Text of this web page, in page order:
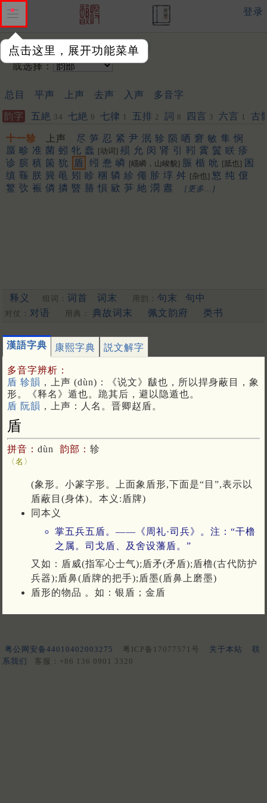
点击这里，展开功能菜单
登录
输入韵字：
或选择：
总目 平声 上声 去声 入声 多音字
韵字 五絶 34 七絶 9 七律 1 五排 2 詞 8 四言 3 六言 1 古
十一轸 上声 尽 笋 忍 紧 尹 泯 轸 陨 哂 窘 敏 隼 悯
蜃 畛 准 菌 蚓 牝 蠢 [动词] 殒 允 闵 肾 引 靷 霣 鬒 眹 疹
诊 膑 稹 箘 狁 盾 纼 惷 嶙 [嶾嶙，山峻貌] 脤 楯 吮 [舐也] 囷
缜 辴 朕 簨 黾 矧 眕 稛 辚 紾 僶 胗 埻 舛 [杂也] 慜 纯 僒
鳘 弞 裖 僯 撛 暋 䐏 愪 㰮 芛 䊶 潣 䀆 [更多…]
释义 组词： 词首 词末 用韵： 句末 句中
对仗： 对语 用典： 典故词末 佩文韵府 类书
漢語字典 康熙字典 説文解字
多音字辨析：
盾 轸韻 ，上声 (dùn)：《说文》瞂也，所以捍身蔽目，象
形。《释名》遁也。跪其后，避以隐遁也。
盾 阮韻 ，上声：人名。晋卿赵盾。
盾
拼音： dùn 韵部： 轸
〈名〉
(象形。小篆字形。上面象盾形,下面是“目”,表示以
盾蔽目(身体)。本义:盾牌)
同本义
掌五兵五盾。——《周礼·司兵》。注：“干橹
之属。司戈盾、及舍设藩盾。”
又如：盾威(指军心士气);盾矛(矛盾);盾橹(古代防护
兵器);盾鼻(盾牌的把手);盾墨(盾鼻上磨墨)
盾形的物品 。如：银盾；金盾
粤公网安备44010402003275 粤ICP备17077571号 关于本站
联
系我们
客服：+86 136 0901 3320